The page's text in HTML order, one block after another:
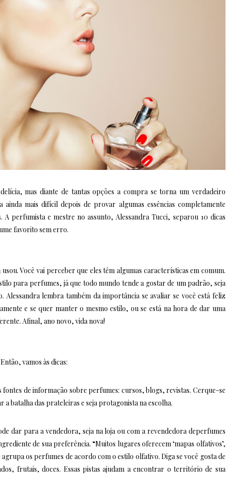
mas diante de tantas opções a compra se torna um verdadeiro
ainda mais difícil depois de provar algumas essências completamente
A perfumista e mestre no assunto, Alessandra Tucci, separou 10 dicas
favorito sem erro.
Você vai perceber que eles têm algumas características em comum.
para perfumes, já que todo mundo tende a gostar de um padrão, seja
Alessandra lembra também da importância se avaliar se você está feliz
e se quer manter o mesmo estilo, ou se está na hora de dar uma
Afinal, ano novo, vida nova!
vamos às dicas:
de informação sobre perfumes: cursos, blogs, revistas. Cerque-se
a batalha das prateleiras e seja protagonista na escolha.
dar para a vendedora, seja na loja ou com a revendedora deperfumes
de sua preferência. “Muitos lugares oferecem ‘mapas olfativos’,
agrupa os perfumes de acordo com o estilo olfativo. Diga se você gosta de
frutais, doces. Essas pistas ajudam a encontrar o território de sua